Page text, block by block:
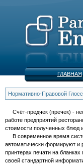
ГЛАВНАЯ
Нормативно-Правовой
Счёт-предчек (пречек) -
работе предприятий
стоимости полученных блюд
В современное время
автоматически формируют и
принтерах печати на
своей стандартной